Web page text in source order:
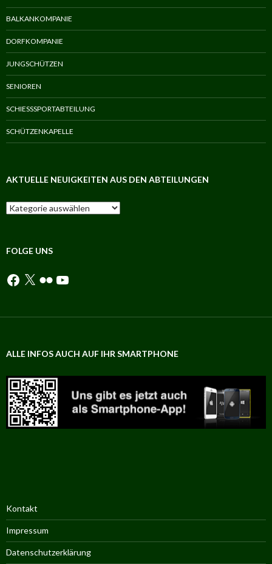
BALKANKOMPANIE
DORFKOMPANIE
JUNGSCHÜTZEN
SENIOREN
SCHIESSSPORTABTEILUNG
SCHÜTZENKAPELLE
AKTUELLE NEUIGKEITEN AUS DEN ABTEILUNGEN
Aktuelle
Neuigkeiten
Abteilungen
FOLGE UNS
Facebook
X FlickrYouTube
ALLE INFOS AUCH AUF IHR SMARTPHONE
Kontakt
Impressum
Datenschutzerklärung